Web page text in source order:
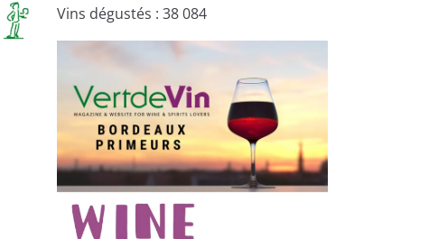
Vins dégustés : 38 084